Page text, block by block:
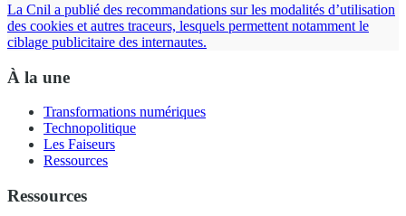
La Cnil a publié des recommandations sur les modalités d’utilisation
des cookies et autres traceurs, lesquels permettent notamment le
ciblage publicitaire des internautes.
À la une
Transformations numériques
Technopolitique
Les Faiseurs
Ressources
Ressources